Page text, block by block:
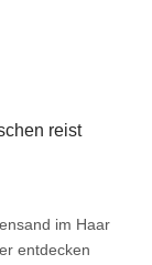
reist
im Haar
entdecken